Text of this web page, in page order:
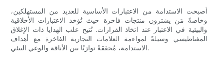
أصبحت الاستدامة من الاعتبارات الأساسية للعديد من المستهلكين،
وخاصةً مَن يشترون منتجات فاخرة حيث تُؤخذ الاعتبارات الأخلاقية
والبيئية في الاعتبار عند اتخاذ القرارات. تُتيح علب الهدايا ذات الإغلاق
المغناطيسي وسيلةً لمواءمة العلامات التجارية الفاخرة مع أهداف
الاستدامة، مُحققةً توازنًا بين الأناقة والوعي البيئي.